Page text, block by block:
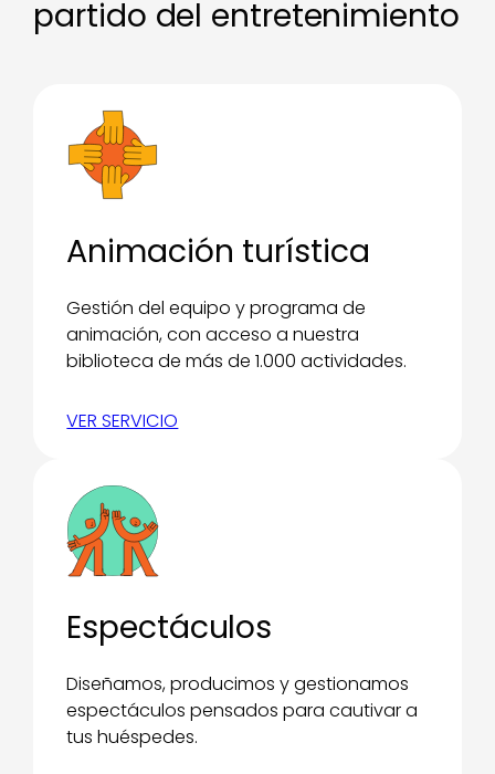
partido del entretenimiento
Animación turística
Gestión del equipo y programa de
animación, con acceso a nuestra
biblioteca de más de 1.000 actividades.
VER SERVICIO
Espectáculos
Diseñamos, producimos y gestionamos
espectáculos pensados para cautivar a
tus huéspedes.